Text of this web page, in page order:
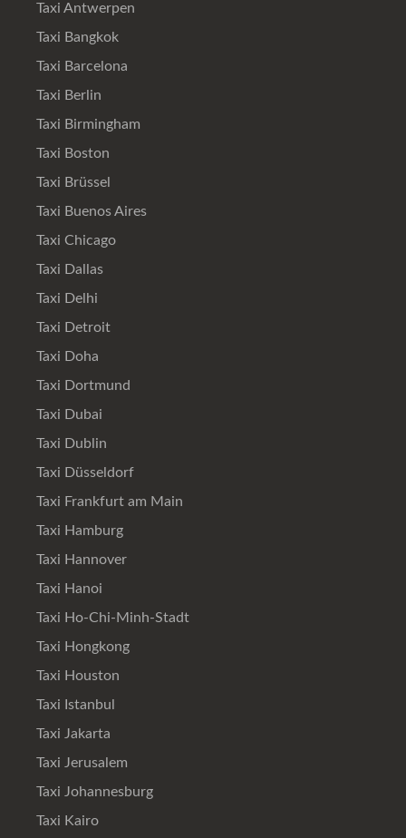
Taxi Antwerpen
Taxi Bangkok
Taxi Barcelona
Taxi Berlin
Taxi Birmingham
Taxi Boston
Taxi Brüssel
Taxi Buenos Aires
Taxi Chicago
Taxi Dallas
Taxi Delhi
Taxi Detroit
Taxi Doha
Taxi Dortmund
Taxi Dubai
Taxi Dublin
Taxi Düsseldorf
Taxi Frankfurt am Main
Taxi Hamburg
Taxi Hannover
Taxi Hanoi
Taxi Ho-Chi-Minh-Stadt
Taxi Hongkong
Taxi Houston
Taxi Istanbul
Taxi Jakarta
Taxi Jerusalem
Taxi Johannesburg
Taxi Kairo